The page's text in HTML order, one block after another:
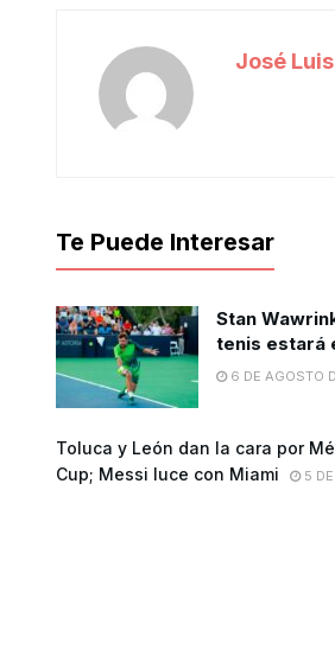
José
Te Puede Interesar
Stan
tenis estará
6 DE AGOSTO
Toluca y León dan la cara por
Cup; Messi luce con Miami
5